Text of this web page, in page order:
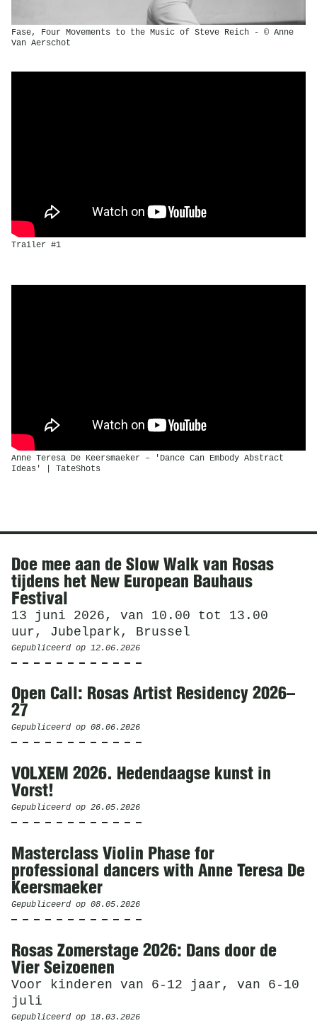
Fase, Four Movements to the Music of Steve Reich - © Anne
Van Aerschot
Trailer #1
Anne Teresa De Keersmaeker – 'Dance Can Embody Abstract
Ideas' | TateShots
Nieuws
Doe mee aan de Slow Walk van Rosas
tijdens het New European Bauhaus
Festival
13 juni 2026, van 10.00 tot 13.00
uur, Jubelpark, Brussel
Gepubliceerd op 12.06.2026
Open Call: Rosas Artist Residency 2026–
27
Gepubliceerd op 08.06.2026
VOLXEM 2026. Hedendaagse kunst in
Vorst!
Gepubliceerd op 26.05.2026
Masterclass Violin Phase for
professional dancers with Anne Teresa De
Keersmaeker
Gepubliceerd op 08.05.2026
Rosas Zomerstage 2026: Dans door de
Vier Seizoenen
Voor kinderen van 6-12 jaar, van 6-10
juli
Gepubliceerd op 18.03.2026